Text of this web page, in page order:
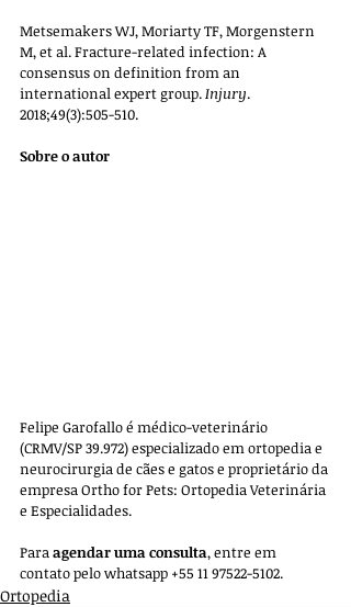
Metsemakers WJ, Moriarty TF, Morgenstern
M, et al. Fracture-related infection: A
consensus on definition from an
international expert group. Injury.
2018;49(3):505-510.
Sobre o autor
Felipe Garofallo é médico-veterinário
(CRMV/SP 39.972) especializado em ortopedia e
neurocirurgia de cães e gatos e proprietário da
empresa Ortho for Pets: Ortopedia Veterinária
e Especialidades.
Para agendar uma consulta, entre em
contato pelo whatsapp +55 11 97522-5102.
Ortopedia